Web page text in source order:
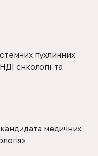
пухлинних
онкології та
медичних